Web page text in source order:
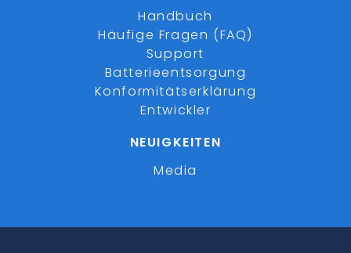
Handbuch
Häufige Fragen (FAQ)
Support
Batterieentsorgung
Konformitätserklärung
Entwickler
NEUIGKEITEN
Media